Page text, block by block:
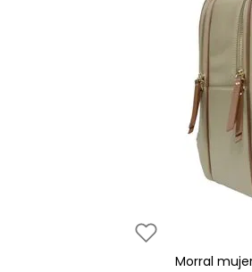
morral